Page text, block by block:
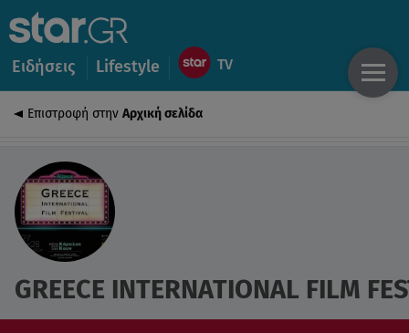
Ειδήσεις Lifestyle
Επιστροφή στην Αρχική σελίδα
GREECE INTERNATIONAL FILM